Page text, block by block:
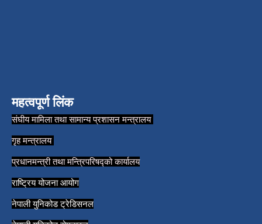
महत्वपूर्ण लिंक
संघीय मामिला तथा सामान्य प्रशासन मन्त्रालय
गृह मन्त्रालय
प्रधानमन्त्री तथा मन्त्रिपरिषद्को कार्यालय
राष्ट्रिय योजना आयोग
नेपाली युनिकोड ट्रेडिसनल